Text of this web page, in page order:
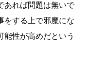
あれば問題は無いで
をする上で邪魔にな
能性が高めだという